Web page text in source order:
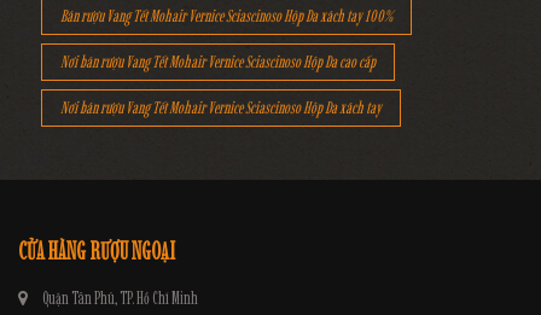
Bán rượu Vang Tết Mohair Vernice Sciascinoso Hộp Da xách tay 100%
Nơi bán rượu Vang Tết Mohair Vernice Sciascinoso Hộp Da cao cấp
Nơi bán rượu Vang Tết Mohair Vernice Sciascinoso Hộp Da xách tay
CỬA HÀNG RƯỢU NGOẠI
Quận Tân Phú, TP. Hồ Chí Minh